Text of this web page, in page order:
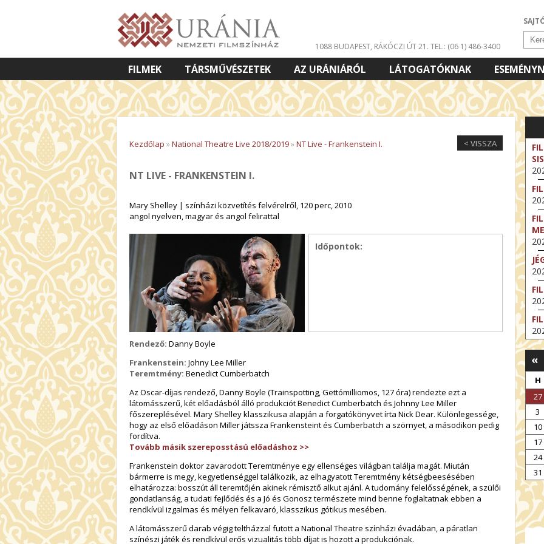
1088 BUDAPEST, RÁKÓCZI ÚT 21. TEL.: (06 1) 486-3400
FILMEK TÁRSMŰVÉSZETEK AZ URÁNIÁRÓL LÁTOGATÓKNAK
VETÍTETT KÉPES ELŐADÁSOK
< VISSZA
Kezdőlap »National Theatre Live 2018/2019»NT Live - Frankenstein I.
NT LIVE - FRANKENSTEIN I.
Mary Shelley | színházi közvetítés felvérelről, 120 perc, 2010
angol nyelven, magyar és angol felirattal
Időpontok:
Rendező: Danny Boyle
Frankenstein: Johny Lee Miller
Teremtmény: Benedict Cumberbatch
Az Oscar-díjas rendező, Danny Boyle (Trainspotting, Gettómilliomos, 127 óra) rendezte ezt a
látomásszerű, két előadásból álló produkciót Benedict Cumberbatch és Johnny Lee Miller
főszereplésével. Mary Shelley klasszikusa alapján a forgatókönyvet írta Nick Dear. Különlegessége,
hogy az első előadáson Miller játssza Frankensteint és Cumberbatch a szörnyet, a másodikon pedig
fordítva.
Tovább másik szereposstású előadáshoz >>
Frankenstein doktor zavarodott Teremtménye egy ellenséges világban találja magát. Miután
bármerre is megy, kegyetlenséggel találkozik, az elhagyatott Teremtmény kétségbeesésében
elhatározza: bosszút áll teremtőjén akinek rémisztő alkut ajánl. A tudomány felelősségének, a szülői
gondatlanság, a tudati fejlődés és a Jó és Gonosz természete mind benne foglaltatnak ebben a
rendkívül izgalmas és mélyen felkavaró, klasszikus gótikus mesében.
A látomásszerű darab végig teltházzal futott a National Theatre színházi évadában, a páratlan
színészi játék és rendkívül erős vizualitás több díjat is hozott a produkciónak.
«
H
27
3
10
17
24
31